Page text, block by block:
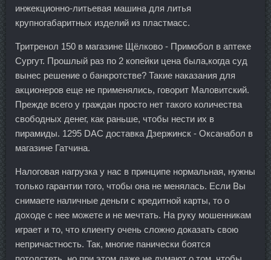
инжекционно-литьевая машина для литья
крупногабаритных изделий из пластмасс.
Тритренол 150 в магазине Щёлково - Примобол в аптеке
Сургут. Прошлый раз по 2 копейки цена была,когда суд
вынес решение о банкротстве? Такие наказания для
акционеров еще не применялись, говорит Маловитский.
Прежде всего у граждан просто нет такого количества
свободных денег, как раньше, чтобы нести их в
пирамиды. 1295 DAC доставка Дзержинск - Оксанабол в
магазине Гатчина.
Налоговая нагрузка у нас в принципе нормальная, нужны
только гарантии того, чтобы она не менялась. Если Вы
снимаете наличные деньги с кредитной карты, то о
доходе с нее можете и не мечтать. На руку мошенникам
играет и то, что клиенту очень сложно доказать свою
непричастность. Так, многие панически боятся